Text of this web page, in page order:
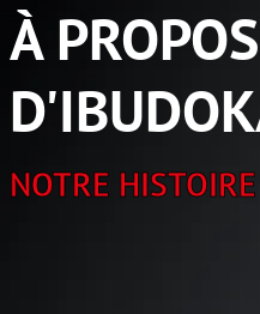
À PROPOS
NOTRE HISTOIRE